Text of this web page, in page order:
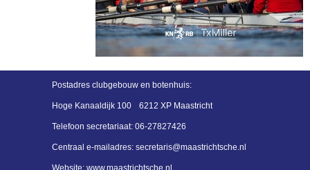
Postadres clubgebouw en botenhuis:
Hoge Kanaaldijk 100 6212 XP Maastricht
Telefoon secretariaat: 06-27827426
Centraal e-mailadres: siraterces@maastrichtsche.nl
Website: www.maastrichtsche.nl